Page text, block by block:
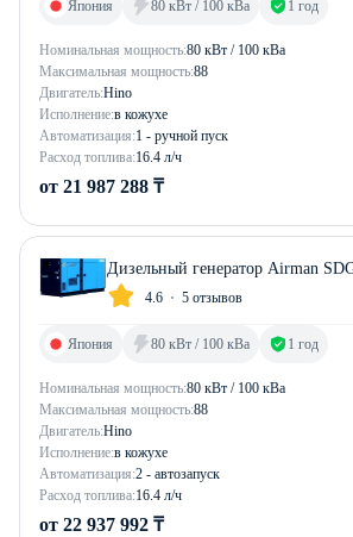
Номинальная мощность:80 кВт / 100 кВа
Максимальная мощность:88
Двигатель:Hino
Исполнение:в кожухе
Автоматизация:1 - ручной пуск
Расход топлива:16.4 л/ч
Япония 80 кВт / 100 кВа 1 год
от 21 987 288 ₸
Дизельный генератор Airman
4.6 5 отзывов
Номинальная мощность:80 кВт / 100 кВа
Максимальная мощность:88
Двигатель:Hino
Исполнение:в кожухе
Автоматизация:2 - автозапуск
Расход топлива:16.4 л/ч
Япония 80 кВт / 100 кВа 1 год
от 22 937 992 ₸